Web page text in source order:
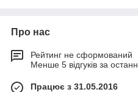
Про нас
Рейтинг не сформований
Менше 5 відгуків за
Працює з 31.05.2016